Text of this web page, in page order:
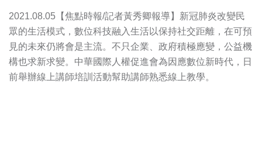
2021.08.05【焦點時報/記者黃秀卿報導】新冠肺炎改變民
眾的生活模式，數位科技融入生活以保持社交距離，在可預
見的未來仍將會是主流。不只企業、政府積極應變，公益機
構也求新求變。中華國際人權促進會為因應數位新時代，日
前舉辦線上講師培訓活動幫助講師熟悉線上教學。